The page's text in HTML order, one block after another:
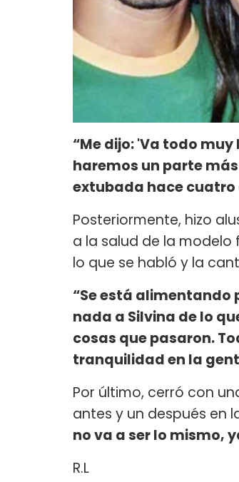
“Me dijo: 'Va todo
haremos un parte
extubada hace cuatro
Posteriormente, hizo
a la salud de la
lo que se habló y la
“Se está alimentando
nada a Silvina de lo
cosas que pasaron.
tranquilidad en la
Por último, cerró con
antes y un después en
no va a ser lo mismo,
R.L